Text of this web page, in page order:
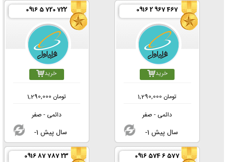
0916 2 967 467
خرید
1,290,000 تومان
دائمی - صفر
-1 سال پیش
0916 5 720 722
خرید
1,290,000 تومان
دائمی - صفر
-1 سال پیش
0916 574 6 577
0916 87 787 23